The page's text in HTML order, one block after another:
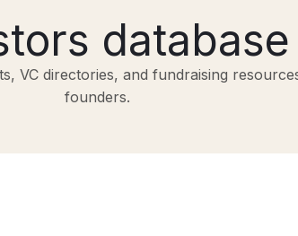
database
VC directories, and fundraising
founders.